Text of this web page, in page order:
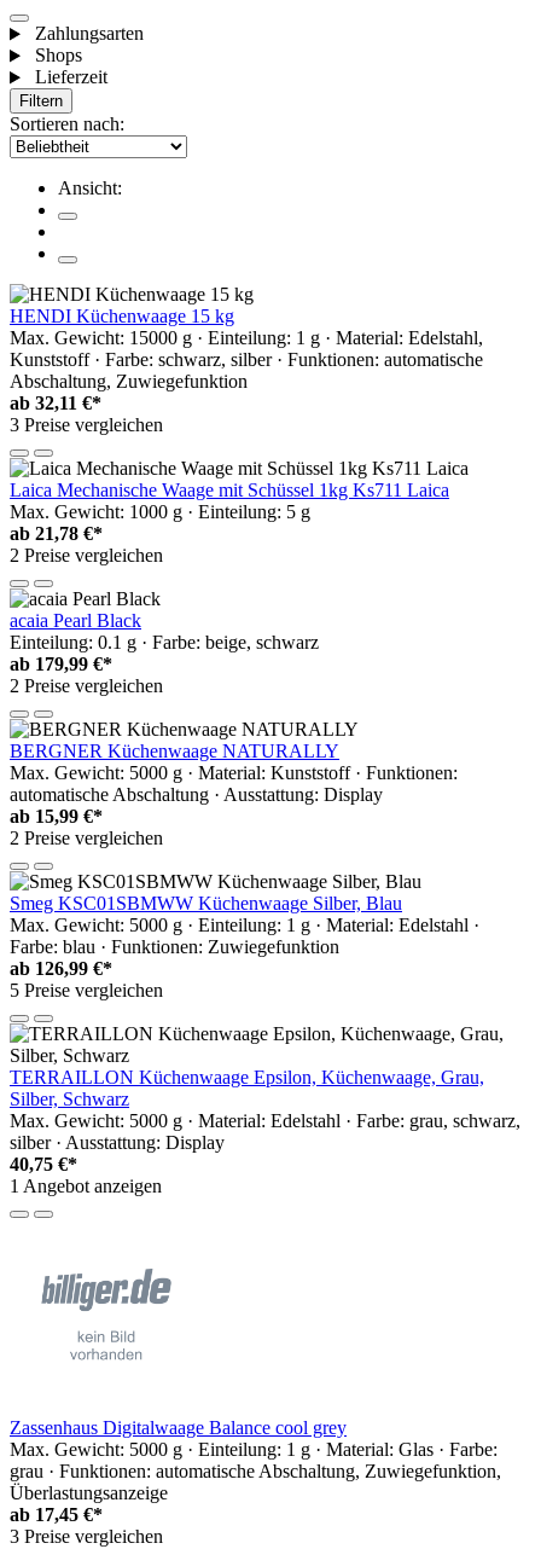
Zahlungsarten
Shops
Lieferzeit
Filtern
Sortieren nach:
Ansicht:
HENDI Küchenwaage 15 kg
Max. Gewicht: 15000 g · Einteilung: 1 g · Material: Edelstahl,
Kunststoff · Farbe: schwarz, silber · Funktionen: automatische
Abschaltung, Zuwiegefunktion
ab 32,11 €*
3 Preise vergleichen
Laica Mechanische Waage mit Schüssel 1kg Ks711 Laica
Max. Gewicht: 1000 g · Einteilung: 5 g
ab 21,78 €*
2 Preise vergleichen
acaia Pearl Black
Einteilung: 0.1 g · Farbe: beige, schwarz
ab 179,99 €*
2 Preise vergleichen
BERGNER Küchenwaage NATURALLY
Max. Gewicht: 5000 g · Material: Kunststoff · Funktionen:
automatische Abschaltung · Ausstattung: Display
ab 15,99 €*
2 Preise vergleichen
Smeg KSC01SBMWW Küchenwaage Silber, Blau
Max. Gewicht: 5000 g · Einteilung: 1 g · Material: Edelstahl ·
Farbe: blau · Funktionen: Zuwiegefunktion
ab 126,99 €*
5 Preise vergleichen
TERRAILLON Küchenwaage Epsilon, Küchenwaage, Grau,
Silber, Schwarz
Max. Gewicht: 5000 g · Material: Edelstahl · Farbe: grau, schwarz,
silber · Ausstattung: Display
40,75 €*
1 Angebot anzeigen
Zassenhaus Digitalwaage Balance cool grey
Max. Gewicht: 5000 g · Einteilung: 1 g · Material: Glas · Farbe:
grau · Funktionen: automatische Abschaltung, Zuwiegefunktion,
Überlastungsanzeige
ab 17,45 €*
3 Preise vergleichen